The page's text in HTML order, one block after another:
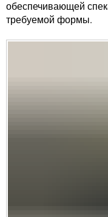
обеспечивающей
требуемой формы.